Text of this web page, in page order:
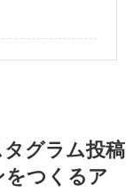
タグラム投稿
をつくるア